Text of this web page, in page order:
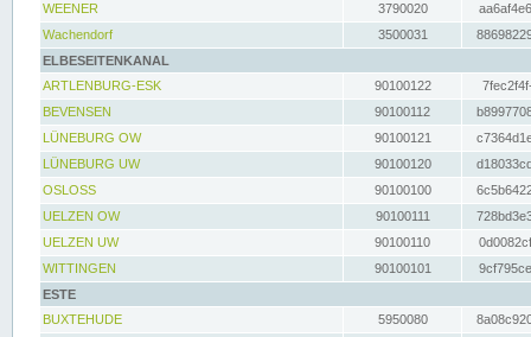
WEENER
3790020
Wachendorf
3500031
ELBESEITENKANAL
ARTLENBURG-ESK
90100122
BEVENSEN
90100112
LÜNEBURG OW
90100121
LÜNEBURG UW
90100120
OSLOSS
90100100
UELZEN OW
90100111
UELZEN UW
90100110
WITTINGEN
90100101
ESTE
BUXTEHUDE
5950080